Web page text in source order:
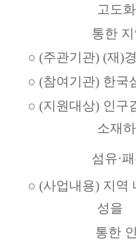
고도
통한
○ (주관기관) (재)
○ (참여기관) 한국
○ (지원대상) 인구
소재
섬유·
○ (사업내용) 지역
성을
통한 인구